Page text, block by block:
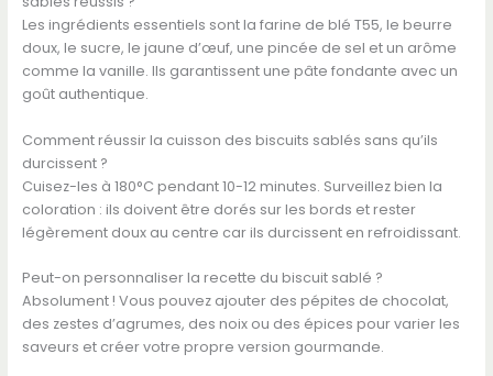
Les ingrédients essentiels sont la farine de blé T55, le beurre
doux, le sucre, le jaune d’œuf, une pincée de sel et un arôme
comme la vanille. Ils garantissent une pâte fondante avec un
goût authentique.
Comment réussir la cuisson des biscuits sablés sans qu’ils
durcissent ?
Cuisez-les à 180°C pendant 10-12 minutes. Surveillez bien la
coloration : ils doivent être dorés sur les bords et rester
légèrement doux au centre car ils durcissent en refroidissant.
Peut-on personnaliser la recette du biscuit sablé ?
Absolument ! Vous pouvez ajouter des pépites de chocolat,
des zestes d’agrumes, des noix ou des épices pour varier les
saveurs et créer votre propre version gourmande.